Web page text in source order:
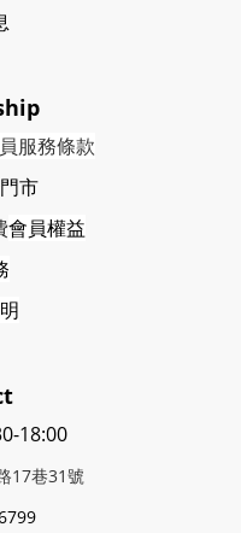
服務條款
市
會員權益
18:00
17巷31號